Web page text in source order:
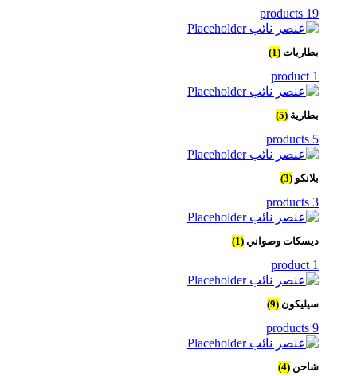
19 products
بطاريات (1)
1 product
بطارية (5)
5 products
بلانكو (3)
3 products
ديسكات وصواني (1)
1 product
سيليكون (9)
9 products
شاحن (4)